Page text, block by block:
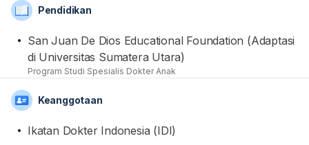
(IDAI).Pendidikan
San Juan De Dios Educational Foundation (Adaptasi
di Universitas Sumatera Utara)
Program Studi Spesialis Dokter Anak
Keanggotaan
Ikatan Dokter Indonesia (IDI)